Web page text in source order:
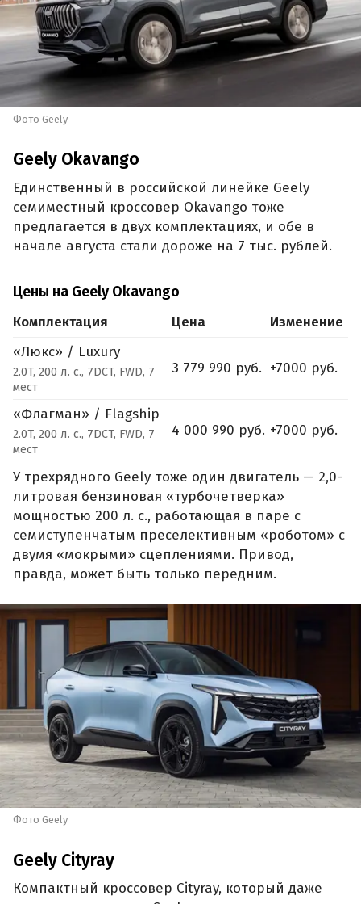
Фото Geely
Geely Okavango
Единственный в российской линейке Geely
семиместный кроссовер Okavango тоже
предлагается в двух комплектациях, и обе в
начале августа стали дороже на 7 тыс. рублей.
Цены на Geely Okavango
Комплектация Цена
Изменение
«Люкс» / Luxury
2.0T, 200 л. с., 7DCT, FWD, 7
мест
3 779 990 руб. +7000 руб.
«Флагман» / Flagship
2.0T, 200 л. с., 7DCT, FWD, 7
мест
4 000 990 руб. +7000 руб.
У трехрядного Geely тоже один двигатель — 2,0-
литровая бензиновая «турбочетверка»
мощностью 200 л. с., работающая в паре с
семиступенчатым преселективным «роботом» с
двумя «мокрыми» сцеплениями. Привод,
правда, может быть только передним.
Фото Geely
Geely Cityray
Компактный кроссовер Cityray, который даже